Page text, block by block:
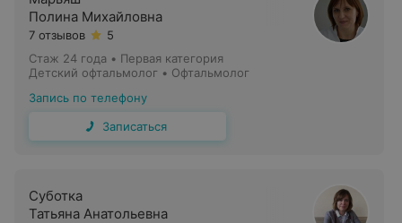
Полина Михайловна
7 отзывов
5
Стаж 24 года • Первая категория
Детский офтальмолог • Офтальмолог
Запись по телефону
Записаться
Суботка
Татьяна Анатольевна